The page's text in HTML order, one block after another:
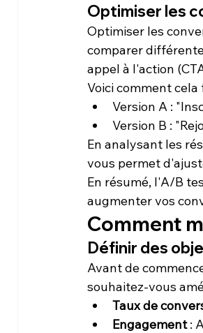
Optimiser les
Optimiser les
comparer
appel à l'action
Voici comment
Version A :
Version B :
En analysant les
vous permet
En résumé, l'A/B
augmenter vos
Comment
Définir des
Avant de
souhaitez-vous
Taux de
Engagement :